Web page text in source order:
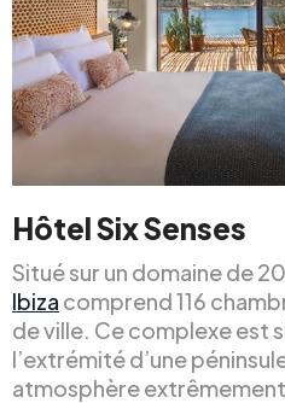
Hôtel Six Senses
Situé sur un domaine de
Ibiza comprend 116
de ville. Ce complexe est
l’extrémité d’une
atmosphère